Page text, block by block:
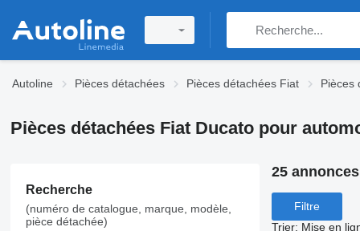
Autoline Pièces détachées Pièces détachées Fiat Pièces
Pièces détachées Fiat Ducato pour
Recherche
(numéro de catalogue, marque, modèle,
pièce détachée)
25
Filtre
Trier: Mise en